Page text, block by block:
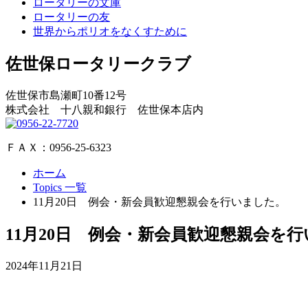
ロータリーの文庫
ロータリーの友
世界からポリオをなくすために
佐世保ロータリークラブ
佐世保市島瀬町10番12号
株式会社 十八親和銀行 佐世保本店内
ＦＡＸ：0956-25-6323
ホーム
Topics 一覧
11月20日 例会・新会員歓迎懇親会を行いました。
11月20日 例会・新会員歓迎懇親会を行
2024年11月21日